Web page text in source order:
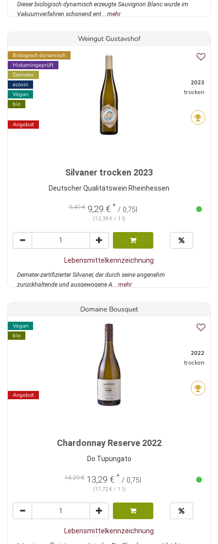
Dieser biologisch dynamisch erzeugte Sauvignon Blanc wurde im
Vakuumverfahren schonend ent... mehr
Weingut Gustavshof
Biologisch dynamisch
Histamingeprüft
Demeter
ecovin
Vegan
bio
Angebot
2023
trocken
Silvaner trocken 2023
Deutscher Qualitätswein Rheinhessen
9,49 €9,29 € * / 0,75l
(12,39 € / 1 l)
Lebensmittelkennzeichnung
Demeter-zertifizierter Silvaner, der durch seine angenehm
zurückhaltende und ausgewogene A... mehr
Domaine Bousquet
Vegan
bio
Angebot
2022
trocken
Chardonnay Reserve 2022
Do Tupungato
14,29 € 13,29 € * / 0,75l
(17,72 € / 1 l)
Lebensmittelkennzeichnung